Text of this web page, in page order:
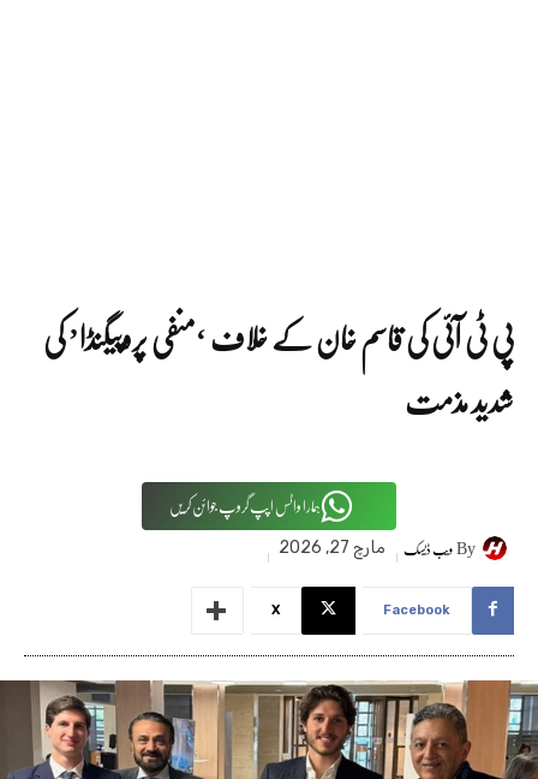
پی ٹی آئی کی قاسم خان کے خلاف ‘منفی پروپیگنڈا’ کی
شدید مذمت
ہمارا واٹس اپپ گروپ جوائن کریں
Byویب ڈیسک مارچ 27, 2026
Facebook
X